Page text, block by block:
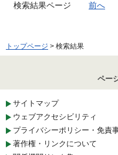
検索結果ページ 前へ
トップページ > 検索結果
ペー
サイトマップ
ウェブアクセシビリティ
プライバシーポリシー・免責
著作権・リンクについて